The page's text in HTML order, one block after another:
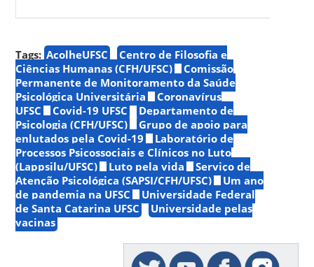
Tags: AcolheUFSC
Centro de Filosofia e
Ciências Humanas (CFH/UFSC)
Comissão
Permanente de Monitoramento da Saúde
Psicológica Universitária
Coronavírus
UFSC
Covid-19 UFSC
Departamento de
Psicologia (CFH/UFSC)
Grupo de apoio para
enlutados pela Covid-19
Laboratório de
Processos Psicossociais e Clínicos no Luto
(Lappsilu/UFSC)
Luto pela vida
Serviço de
Atenção Psicológica (SAPSI/CFH/UFSC)
Um ano
de pandemia na UFSC
Universidade Federal
de Santa Catarina UFSC
Universidade pelas
vacinas